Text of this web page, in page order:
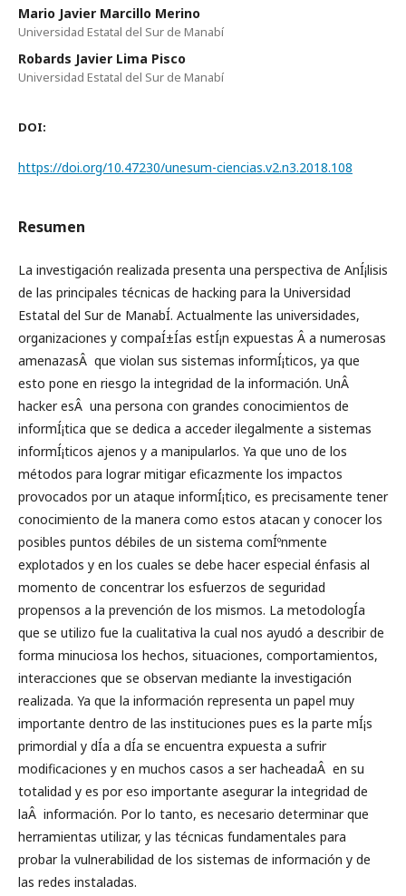
Mario Javier Marcillo Merino
Universidad Estatal del Sur de Manabí­
Robards Javier Lima Pisco
Universidad Estatal del Sur de Manabí­
DOI:
https://doi.org/10.47230/unesum-ciencias.v2.n3.2018.108
Resumen
La investigación realizada presenta una perspectiva de AnÍ¡lisis
de las principales técnicas de hacking para la Universidad
Estatal del Sur de ManabÍ­. Actualmente las universidades,
organizaciones y compaÍ±Í­as estÍ¡n expuestas Â a numerosas
amenazasÂ que violan sus sistemas informÍ¡ticos, ya que
esto pone en riesgo la integridad de la información. UnÂ
hacker esÂ una persona con grandes conocimientos de
informÍ¡tica que se dedica a acceder ilegalmente a sistemas
informÍ¡ticos ajenos y a manipularlos. Ya que uno de los
métodos para lograr mitigar eficazmente los impactos
provocados por un ataque informÍ¡tico, es precisamente tener
conocimiento de la manera como estos atacan y conocer los
posibles puntos débiles de un sistema comÍºnmente
explotados y en los cuales se debe hacer especial énfasis al
momento de concentrar los esfuerzos de seguridad
propensos a la prevención de los mismos. La metodologÍ­a
que se utilizo fue la cualitativa la cual nos ayudó a describir de
forma minuciosa los hechos, situaciones, comportamientos,
interacciones que se observan mediante la investigación
realizada. Ya que la información representa un papel muy
importante dentro de las instituciones pues es la parte mÍ¡s
primordial y dÍ­a a dÍ­a se encuentra expuesta a sufrir
modificaciones y en muchos casos a ser hacheadaÂ en su
totalidad y es por eso importante asegurar la integridad de
laÂ información. Por lo tanto, es necesario determinar que
herramientas utilizar, y las técnicas fundamentales para
probar la vulnerabilidad de los sistemas de información y de
las redes instaladas.